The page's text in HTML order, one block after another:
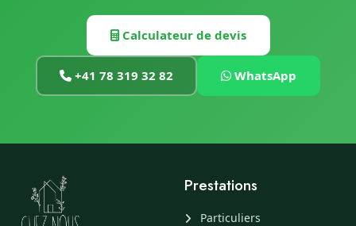
Calculateur de devis
+41 78 319 32 82 WhatsApp
Prestations
Particuliers